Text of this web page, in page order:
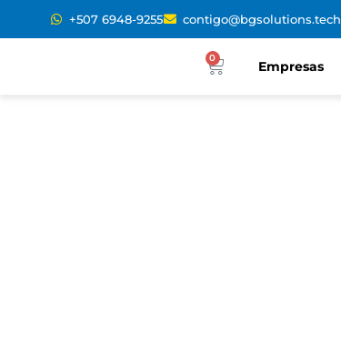
+507 6948-9255 contigo@bgsolutions.tech
0
Empresas